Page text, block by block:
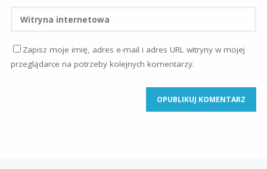
Zapisz moje imię, adres e-mail i adres URL witryny w mojej
przeglądarce na potrzeby kolejnych komentarzy.